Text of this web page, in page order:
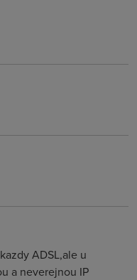
ADSL,ale u
a neverejnou IP